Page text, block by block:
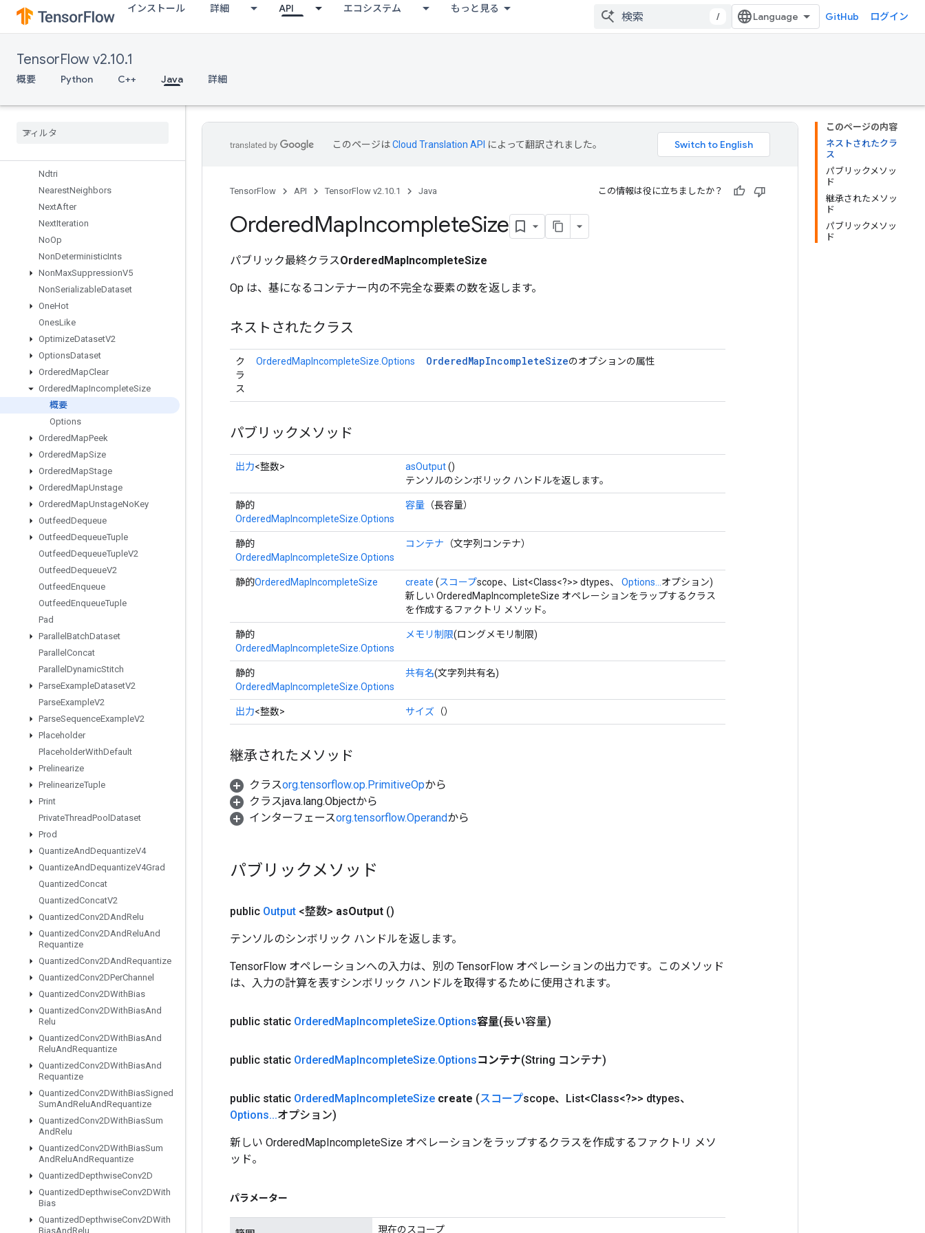
インストール 詳細 API エコシステム もっと見る
/ GitHub ログイン
TensorFlow v2.10.1
概要 Python C++ Java 詳細
MlirPassthroughOp
MulNoNan
MutableHashTable
MutableHashTableOfTensors
MutexLock
Ndtri
NearestNeighbors
NextAfter
NextIteration
NoOp
NonDeterministicInts
NonMaxSuppressionV5
NonSerializableDataset
OneHot
OnesLike
OptimizeDatasetV2
OptionsDataset
OrderedMapClear
OrderedMapIncompleteSize
概要
Options
OrderedMapPeek
OrderedMapSize
OrderedMapStage
OrderedMapUnstage
OrderedMapUnstageNoKey
OutfeedDequeue
OutfeedDequeueTuple
OutfeedDequeueTupleV2
OutfeedDequeueV2
OutfeedEnqueue
OutfeedEnqueueTuple
Pad
Parallel BatchDataset
Parallel Concat
Parallel DynamicStitch
ParseExampleDatasetV2
ParseExampleV2
ParseSequenceExampleV2
Placeholder
PlaceholderWithDefault
Prelinearize
PrelinearizeTuple
Print
PrivateThreadPool Dataset
Prod
QuantizeAndDequantizeV4
QuantizeAndDequantizeV4Grad
QuantizedConcat
QuantizedConcatV2
QuantizedConv2DAndRelu
QuantizedConv2DAndReluAnd
Requantize
QuantizedConv2DAndRequantize
QuantizedConv2DPerChannel
QuantizedConv2DWithBias
QuantizedConv2DWithBiasAnd
Relu
QuantizedConv2DWithBiasAnd
ReluAndRequantize
QuantizedConv2DWithBiasAnd
Requantize
QuantizedConv2DWithBiasSigned
SumAndReluAndRequantize
QuantizedConv2DWithBiasSum
AndRelu
QuantizedConv2DWithBiasSum
AndReluAndRequantize
QuantizedDepthwiseConv2D
QuantizedDepthwiseConv2DWith
Bias
QuantizedDepthwiseConv2DWith
BiasAndRelu
このページの内容
ネストされたクラ
ス
パブリックメソッ
ド
継承されたメソッ
ド
パブリックメソッ
ド
このページはCloud Translation API によって翻訳されました。
TensorFlow API TensorFlow v2.10.1 Java この情報は役に立ちましたか？
OrderedMapIncompleteSize
パブリック最終クラスOrderedMapIncompleteSize
Op は、基になるコンテナー内の不完全な要素の数を返します。
ネストされたクラス
ク
ラ
ス
OrderedMapIncompleteSize.Options OrderedMapIncompleteSizeのオプションの属性
パブリックメソッド
出力<整数> asOutput()
テンソルのシンボリック ハンドルを返します。
静的
OrderedMapIncompleteSize.Options
容量 （長容量）
静的
OrderedMapIncompleteSize.Options
コンテナ （文字列コンテナ）
静的OrderedMapIncompleteSize create (スコープscope、List<Class<?>> dtypes、 Options... オプション)
新しい OrderedMapIncompleteSize オペレーションをラップするクラス
を作成するファクトリ メソッド。
静的
OrderedMapIncompleteSize.Options
メモリ制限(ロングメモリ制限)
静的
OrderedMapIncompleteSize.Options
共有名(文字列共有名)
出力<整数> サイズ （）
継承されたメソッド
クラスorg.tensorflow.op.PrimitiveOpから
クラスjava.lang.Objectから
インターフェースorg.tensorflow.Operandから
パブリックメソッド
public Output <整数> asOutput ()
テンソルのシンボリック ハンドルを返します。
TensorFlow オペレーションへの入力は、別の TensorFlow オペレーションの出力です。このメソッド
は、入力の計算を表すシンボリック ハンドルを取得するために使用されます。
public static OrderedMapIncompleteSize.Options容量(長い容量)
public static OrderedMapIncompleteSize.Optionsコンテナ(String コンテナ)
public static OrderedMapIncompleteSize create (スコープscope、List<Class<?>> dtypes、
Options...オプション)
新しい OrderedMapIncompleteSize オペレーションをラップするクラスを作成するファクトリ メソ
ッド。
パラメーター
現在のスコープ